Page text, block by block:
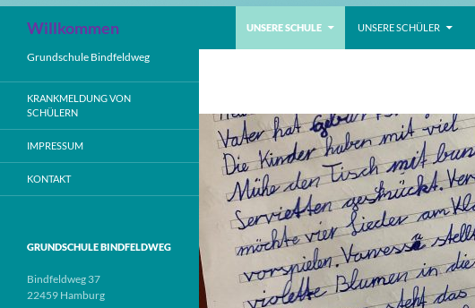
Willkommen UNSERE SCHULE UNSERE SCHÜLER
Grundschule Bindfeldweg
KRANKMELDUNG VON
SCHÜLERN
IMPRESSUM
KONTAKT
GRUNDSCHULE BINDFELDWEG
Bindfeldweg 37
22459 Hamburg